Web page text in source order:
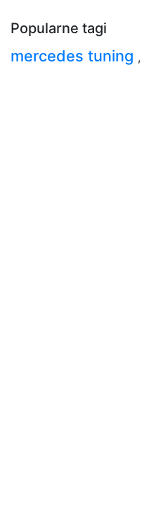
Popularne tagi
mercedes tuning ,